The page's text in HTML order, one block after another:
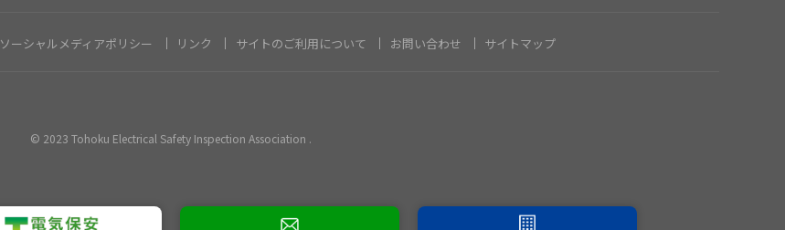
2024年1月
2023年8月
ソーシャルメディアポリシー リンク サイトのご利用について お問い合わせ サイトマップ
© 2023 Tohoku Electrical Safety Inspection Association .